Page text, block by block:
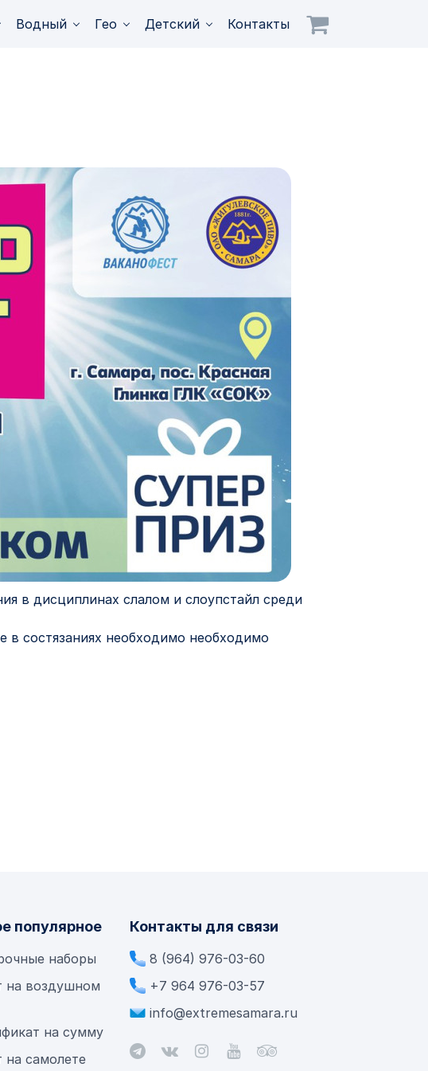
Водный Гео Детский Контакты
в дисциплинах слалом и слоупстайл среди
состязаниях необходимо необходимо
популярное
наборы
на воздушном
на сумму
на самолете
Контакты для связи
8 (964) 976-03-60
+7 964 976-03-57
info@extremesamara.ru